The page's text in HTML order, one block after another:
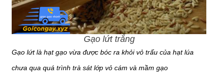
Gạo lứt trắng
Gạo lứt là hạt gạo vừa được bóc ra khỏi vỏ trấu của hạt lúa
chưa qua quá trình trà sát lớp vỏ cám và mầm gạo